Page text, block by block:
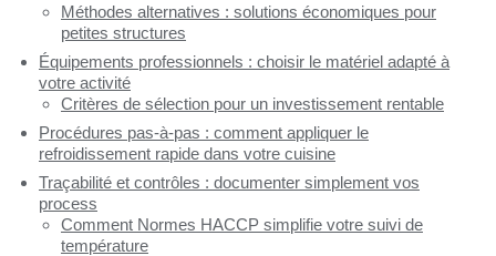
Méthodes alternatives : solutions économiques pour
petites structures
Équipements professionnels : choisir le matériel adapté à
votre activité
Critères de sélection pour un investissement rentable
Procédures pas-à-pas : comment appliquer le
refroidissement rapide dans votre cuisine
Traçabilité et contrôles : documenter simplement vos
process
Comment Normes HACCP simplifie votre suivi de
température